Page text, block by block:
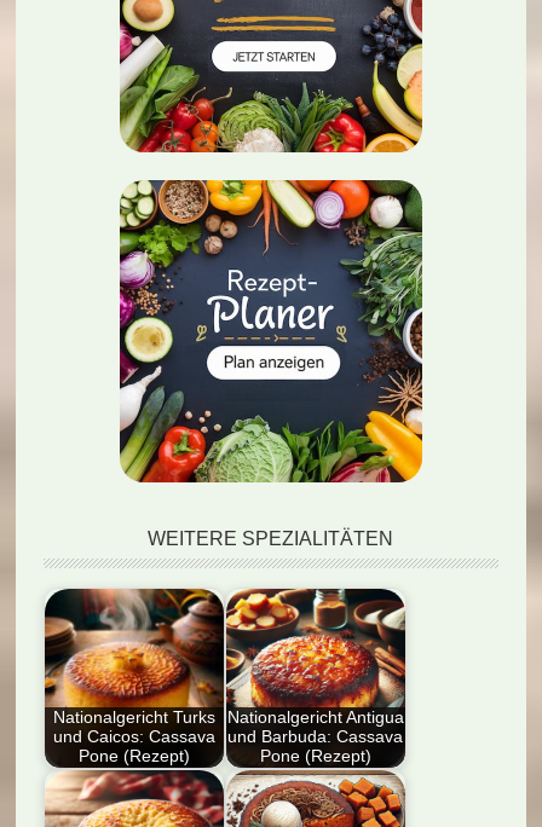
WEITERE SPEZIALITÄTEN
Nationalgericht Turks
und Caicos: Cassava
Pone (Rezept)
Dieser Artikel stellt
das traditionelle
Nationalgericht Antigua
und Barbuda: Cassava
Pone (Rezept)
Dieser Blog-Artikel
enthält ein Rezept für